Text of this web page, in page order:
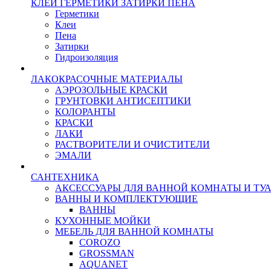
КЛЕИ ГЕРМЕТИКИ ЗАТИРКИ ПЕНА
Герметики
Клеи
Пена
Затирки
Гидроизоляция
ЛАКОКРАСОЧНЫЕ МАТЕРИАЛЫ
АЭРОЗОЛЬНЫЕ КРАСКИ
ГРУНТОВКИ АНТИСЕПТИКИ
КОЛОРАНТЫ
КРАСКИ
ЛАКИ
РАСТВОРИТЕЛИ И ОЧИСТИТЕЛИ
ЭМАЛИ
САНТЕХНИКА
АКСЕССУАРЫ ДЛЯ ВАННОЙ КОМНАТЫ И
ВАННЫ И КОМПЛЕКТУЮЩИЕ
ВАННЫ
КУХОННЫЕ МОЙКИ
МЕБЕЛЬ ДЛЯ ВАННОЙ КОМНАТЫ
COROZO
GROSSMAN
AQUANET